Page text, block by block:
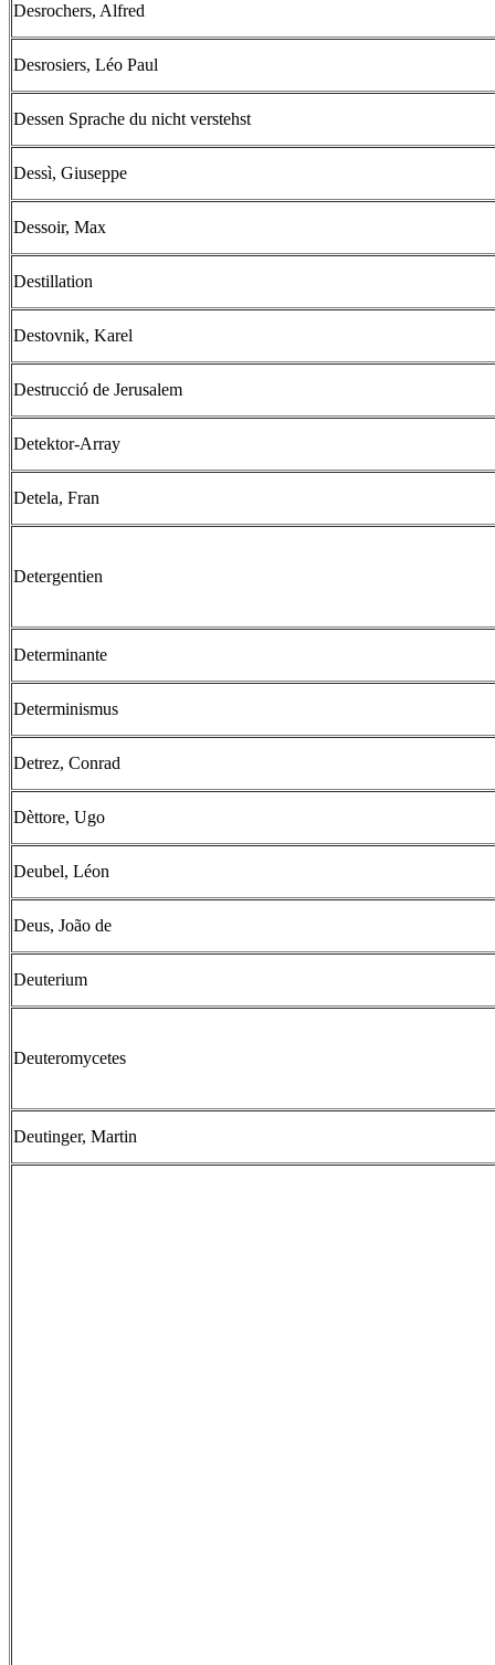
Desrochers, Alfred
Desrosiers, Léo Paul
Dessen Sprache du nicht verstehst
Dessì, Giuseppe
Dessoir, Max
Destillation
Destovnik, Karel
Destrucció de Jerusalem
Detektor-Array
Detela, Fran
Detergentien
Determinante
Determinismus
Detrez, Conrad
Dèttore, Ugo
Deubel, Léon
Deus, João de
Deuterium
Deuteromycetes
Deutinger, Martin